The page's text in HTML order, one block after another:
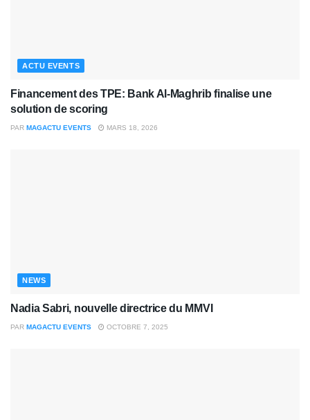
ACTU EVENTS
Financement des TPE: Bank Al-Maghrib finalise une
solution de scoring
PAR MAGACTU EVENTS MARS 18, 2026
NEWS
Nadia Sabri, nouvelle directrice du MMVI
PAR MAGACTU EVENTS OCTOBRE 7, 2025